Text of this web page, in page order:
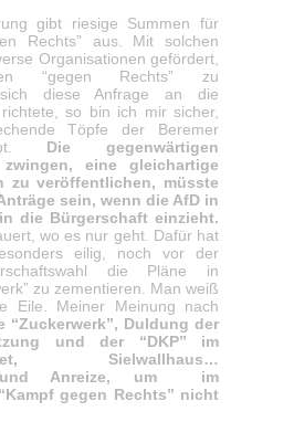
gibt riesige Summen für
Rechts” aus. Mit solchen
Organisationen gefördert,
“gegen Rechts” zu
diese Anfrage an die
so bin ich mir sicher,
Töpfe der Beremer
Die gegenwärtigen
eine gleichartige
zu veröffentlichen, müsste
sein, wenn die AfD in
die Bürgerschaft einzieht.
wo es nur geht. Dafür hat
eilig, noch vor der
die Pläne in
zu zementieren. Man weiß
Eile. Meiner Meinung nach
“Zuckerwerk”, Duldung der
und der “DKP” im
Sielwallhaus…
und Anreize, um im
gegen Rechts” nicht